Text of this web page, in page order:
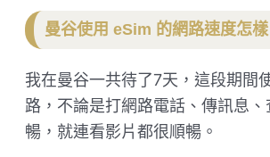
曼谷使用 eSim 的網路速度怎樣
我在曼谷一共待了7天，這段期間
路，不論是打網路電話、傳訊息
暢，就連看影片都很順暢。